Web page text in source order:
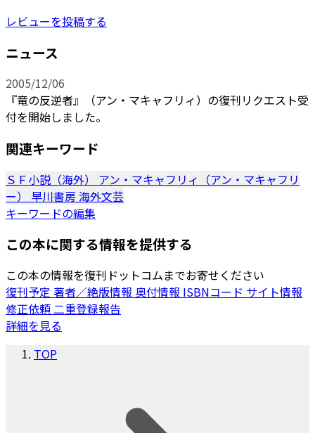
レビューを投稿する
ニュース
2005/12/06
『竜の反逆者』（アン・マキャフリィ）の復刊リクエスト受
付を開始しました。
関連キーワード
ＳＦ小説（海外） アン・マキャフリィ（アン・マキャフリ
ー） 早川書房海外文芸
キーワードの編集
この本に関する情報を提供する
この本の情報を復刊ドットコムまでお寄せください
復刊予定 著者／絶版情報 奥付情報 ISBNコード サイト情報
修正依頼二重登録報告
詳細を見る
TOP